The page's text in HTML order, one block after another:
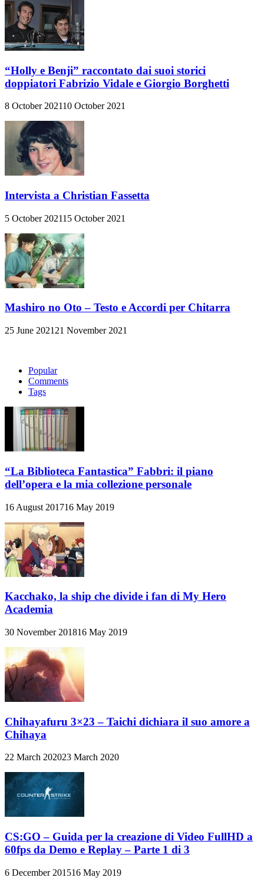
“Holly e Benji” raccontato dai suoi storici
doppiatori Fabrizio Vidale e Giorgio Borghetti
8 October 202110 October 2021
Intervista a Christian Fassetta
5 October 202115 October 2021
Mashiro no Oto – Testo e Accordi per Chitarra
25 June 2021 21 November 2021
Popular
Comments
Tags
“La Biblioteca Fantastica” Fabbri: il piano
dell’opera e la mia collezione personale
16 August 201716 May 2019
Kacchako, la ship che divide i fan di My Hero
Academia
30 November 201816 May 2019
Chihayafuru 3×23 – Taichi dichiara il suo amore a
Chihaya
22 March 202023 March 2020
CS:GO – Guida per la creazione di Video FullHD a
60fps da Demo e Replay – Parte 1 di 3
6 December 201516 May 2019